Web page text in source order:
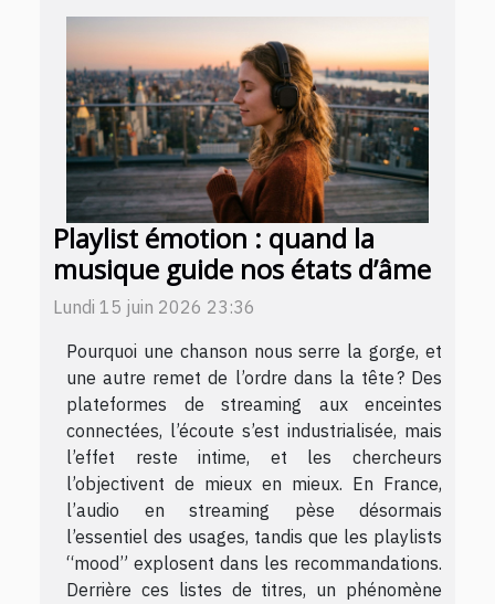
Playlist émotion : quand la
musique guide nos états d’âme
Lundi 15 juin 2026 23:36
Pourquoi une chanson nous serre la gorge, et
une autre remet de l’ordre dans la tête ? Des
plateformes de streaming aux enceintes
connectées, l’écoute s’est industrialisée, mais
l’effet reste intime, et les chercheurs
l’objectivent de mieux en mieux. En France,
l’audio en streaming pèse désormais
l’essentiel des usages, tandis que les playlists
“mood” explosent dans les recommandations.
Derrière ces listes de titres, un phénomène